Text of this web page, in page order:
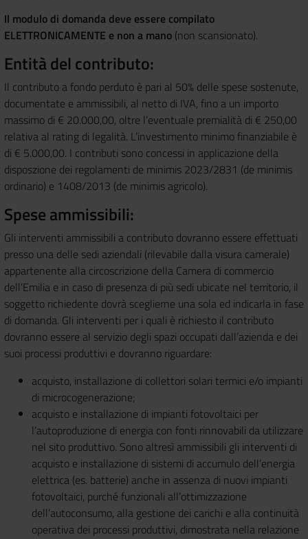
Il modulo di domanda deve essere compilato
ELETTRONICAMENTE e non a mano (non scansionato).
Entità del contributo:
Il contributo a fondo perduto è pari al 50% delle spese sostenute,
documentate e ammissibili, al netto di IVA, fino a un importo
massimo di € 20.000,00, oltre l’eventuale premialità di € 250,00
relativa al rating di legalità. L’investimento minimo finanziabile è
di € 5.000,00. I contributi sono concessi in applicazione della
disposzione dei regolamenti de minimis 2023/2831 (de minimis
ordinario) e 1408/2013 (de minimis agricolo).
Spese ammissibili:
Gli interventi ammissibili a contributo dovranno essere effettuati
presso una delle sedi aziendali (rilevabile dalla visura camerale)
appartenente alla circoscrizione della Camera di commercio
dell’Emilia e in caso di presenza di più sedi ubicate nel territorio, il
soggetto richiedente dovrà sceglierne una sola ed indicarla in fase
di domanda. Gli interventi per i quali è richiesto il contributo
dovranno essere al servizio degli spazi occupati dall’azienda e dei
suoi processi produttivi e dovranno riguardare:
acquisto, installazione di collettori solari termici e/o impianti
di microcogenerazione;
acquisto e installazione di impianti fotovoltaici per
l’autoproduzione di energia con fonti rinnovabili da utilizzare
nel sito produttivo. Sono altresì ammissibili gli interventi di
acquisto e installazione di sistemi di accumulo dell’energia
elettrica (es. batterie) anche in assenza di nuovi impianti
fotovoltaici, purché funzionali all’ottimizzazione
dell’autoconsumo, alla gestione dei carichi e alla continuità
operativa dei processi produttivi, dimostrata nella relazione